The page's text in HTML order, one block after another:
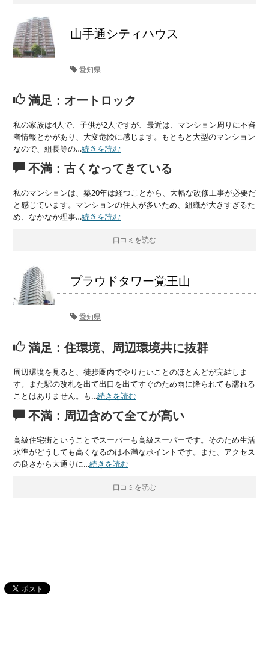
山手通シティハウス
愛知県
満足：オートロック
私の家族は4人で、子供が2人ですが、最近は、マンション周りに不審
者情報とかがあり、大変危険に感じます。もともと大型のマンション
なので、組長等の…続きを読む
不満：古くなってきている
私のマンションは、築20年は経つことから、大幅な改修工事が必要だ
と感じています。マンションの住人が多いため、組織が大きすぎるた
め、なかなか理事…続きを読む
口コミを読む
プラウドタワー覚王山
愛知県
満足：住環境、周辺環境共に抜群
周辺環境を見ると、徒歩圏内でやりたいことのほとんどが完結しま
す。また駅の改札を出て出口を出てすぐのため雨に降られても濡れる
ことはありません。も…続きを読む
不満：周辺含めて全てが高い
高級住宅街ということでスーパーも高級スーパーです。そのため生活
水準がどうしても高くなるのは不満なポイントです。また、アクセス
の良さから大通りに…続きを読む
口コミを読む